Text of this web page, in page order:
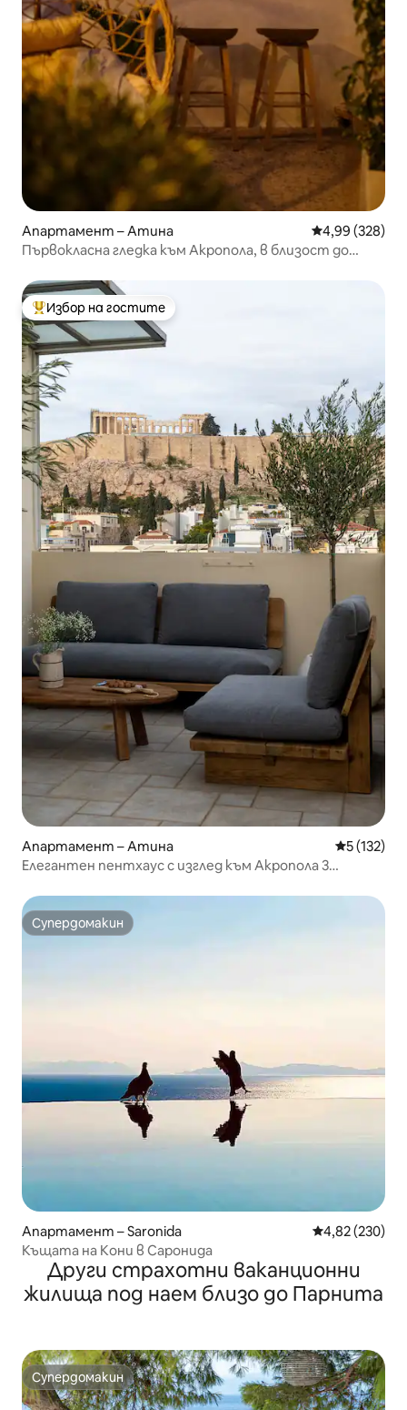
Апартамент – Атина Средна
4,99 (328)
Първокласна гледка към Акропола, в близост до
Най-популярен избор на гостите
Избор на гостите
Апартамент – Атина Средна
5 (132)
Елегантен пентхаус с изглед към Акропола 3
Супердомакин
Супердомакин
Апартамент – Saronida Средна
4,82 (230)
Къщата на Кони в Саронида
Други страхотни ваканционни
жилища под наем близо до Парнита
Супердомакин
Супердомакин